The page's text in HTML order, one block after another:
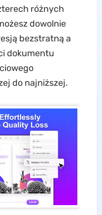
różnych
dowolnie
bezstratną a
dokumentu
do najniższej.